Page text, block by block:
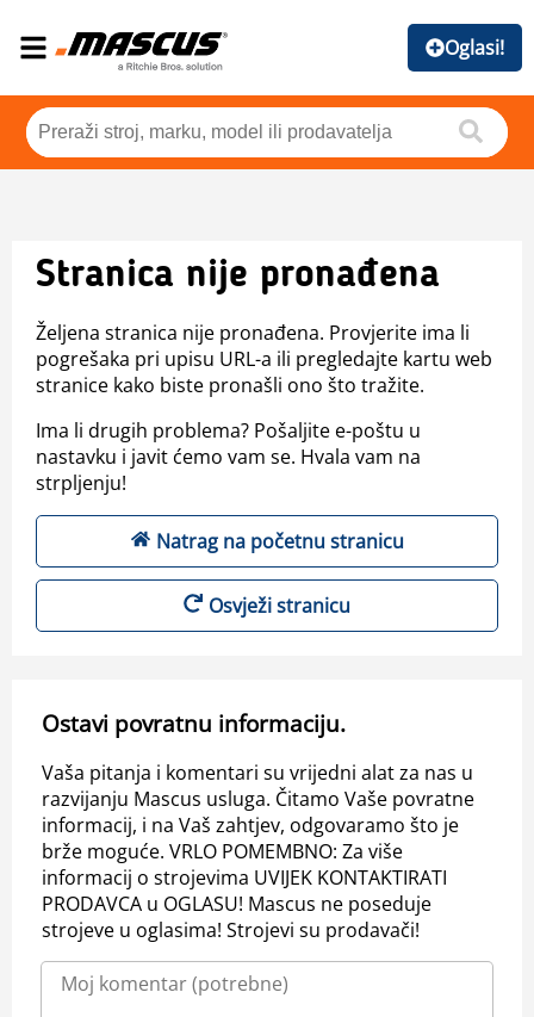
Oglasi!
Stranica nije pronađena
Željena stranica nije pronađena. Provjerite ima li
pogrešaka pri upisu URL-a ili pregledajte kartu web
stranice kako biste pronašli ono što tražite.
Ima li drugih problema? Pošaljite e-poštu u
nastavku i javit ćemo vam se. Hvala vam na
strpljenju!
Natrag na početnu stranicu
Osvježi stranicu
Ostavi povratnu informaciju.
Vaša pitanja i komentari su vrijedni alat za nas u
razvijanju Mascus usluga. Čitamo Vaše povratne
informacij, i na Vaš zahtjev, odgovaramo što je
brže moguće. VRLO POMEMBNO: Za više
informacij o strojevima UVIJEK KONTAKTIRATI
PRODAVCA u OGLASU! Mascus ne poseduje
strojeve u oglasima! Strojevi su prodavači!